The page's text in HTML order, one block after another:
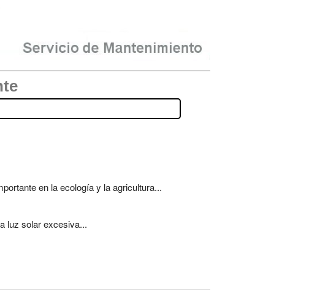
en la ecología y la agricultura...
luz solar excesiva...